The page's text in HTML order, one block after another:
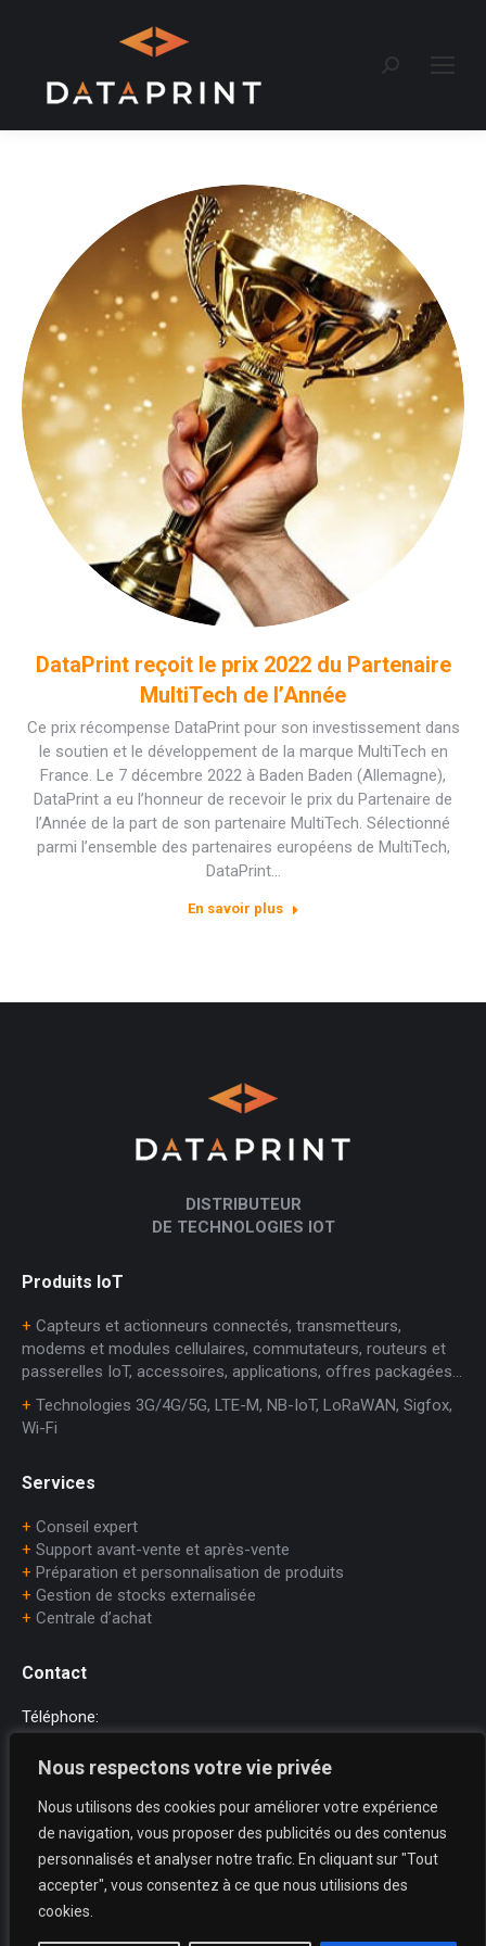
Nous respectons votre vie privée
Nous utilisons des cookies pour améliorer votre expérience
de navigation, vous proposer des publicités ou des contenus
personnalisés et analyser notre trafic. En cliquant sur "Tout
accepter", vous consentez à ce que nous utilisions des
cookies.
Recherche
DataPrint reçoit le prix 2022 du Partenaire
MultiTech de l’Année
Ce prix récompense DataPrint pour son investissement dans
le soutien et le développement de la marque MultiTech en
France. Le 7 décembre 2022 à Baden Baden (Allemagne),
DataPrint a eu l’honneur de recevoir le prix du Partenaire de
l’Année de la part de son partenaire MultiTech. Sélectionné
parmi l’ensemble des partenaires européens de MultiTech,
DataPrint…
En savoir plus
DISTRIBUTEUR
DE TECHNOLOGIES IOT
Produits IoT
+ Capteurs et actionneurs connectés, transmetteurs,
modems et modules cellulaires, commutateurs, routeurs et
passerelles IoT, accessoires, applications, offres packagées…
+ Technologies 3G/4G/5G, LTE-M, NB-IoT, LoRaWAN, Sigfox,
Wi-Fi
Services
+ Conseil expert
+ Support avant-vente et après-vente
+ Préparation et personnalisation de produits
+ Gestion de stocks externalisée
+ Centrale d’achat
Contact
Téléphone:
dataprint@dataprint.fr
Adresse:
69, avenue du Maréchal Juin
64200 BIARRITZ
Trouvez nous sur :